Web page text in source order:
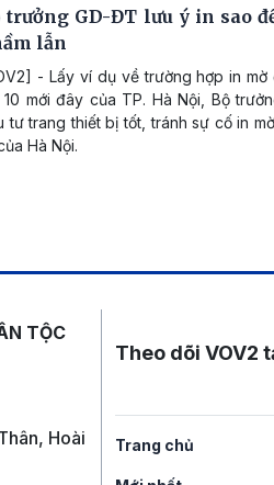
trưởng GD-ĐT lưu ý in sao
lẫn
- Lấy ví dụ về trường hợp in
10 mới đây của TP. Hà Nội, Bộ
tư trang thiết bị tốt, tránh sự cố in
Hà Nội.
TỘC
Hoài
Mạng
Theo dõi VOV2
Trang chủ